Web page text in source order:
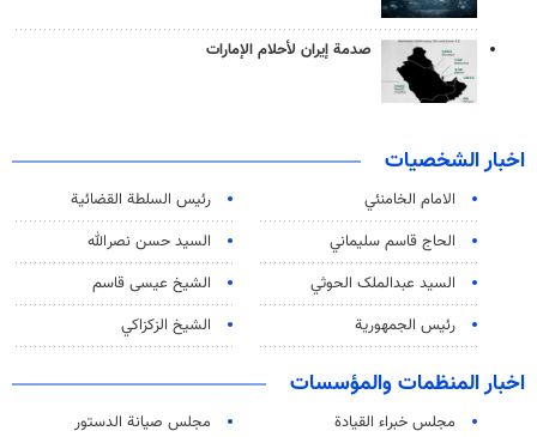
صدمة إيران لأحلام الإمارات
اخبار الشخصيات
الامام الخامنئي
رئیس السلطة القضائیة
الحاج قاسم سليماني
السيد حسن نصرالله
السید عبدالملک الحوثي
الشيخ عيسى قاسم
رئيس الجمهورية
الشيخ الزكزاكي
اخبار المنظمات والمؤسسات
مجلس خبراء القيادة
مجلس صيانة الدستور